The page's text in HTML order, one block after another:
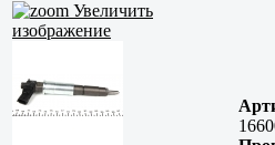
Увеличить
изображение